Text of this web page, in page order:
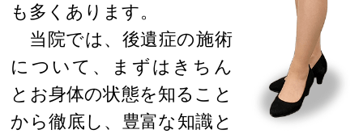
も多くあります。
当院では、後遺症の施術
について、まずはきちん
とお身体の状態を知ること
から徹底し、豊富な知識と